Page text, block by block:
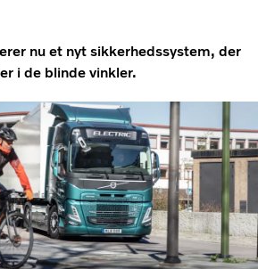
nu et nyt sikkerhedssystem, der
i de blinde vinkler.